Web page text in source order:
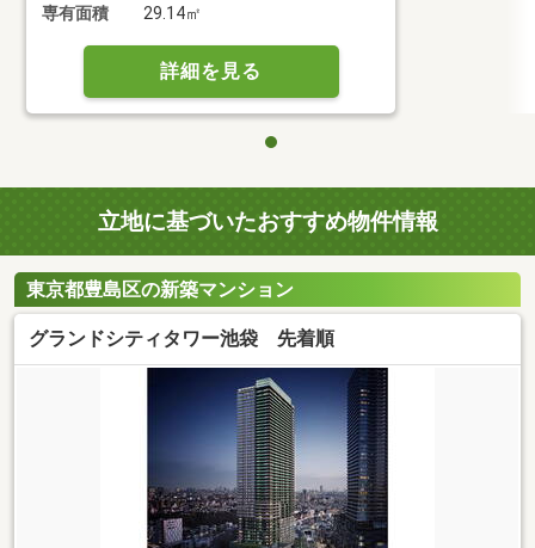
専有面積
29.14㎡
詳細を見る
立地に基づいたおすすめ物件情報
東京都豊島区の新築マンション
グランドシティタワー池袋 先着順